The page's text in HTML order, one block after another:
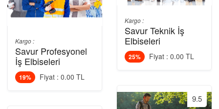
Kargo :
Savur Profesyonel
İş Elbiseleri
19% Fiyat : 0.00 TL
Kargo :
Savur Teknik İş
Elbiseleri
25% Fiyat : 0.00 TL
9.5